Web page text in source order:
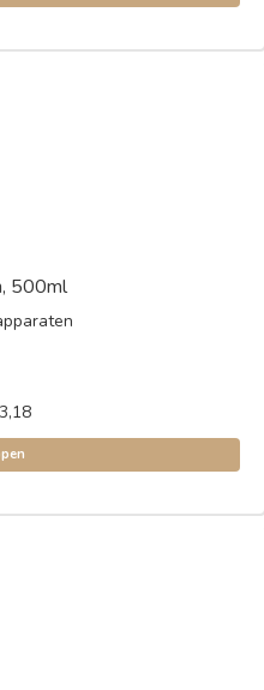
500ml